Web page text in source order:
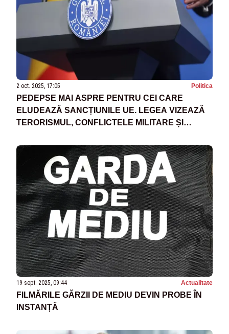
2 oct. 2025, 17:05 Politica
PEDEPSE MAI ASPRE PENTRU CEI CARE
ELUDEAZĂ SANCȚIUNILE UE. LEGEA VIZEAZĂ
TERORISMUL, CONFLICTELE MILITARE ȘI
19 sept. 2025, 09:44 Actualitate
FILMĂRILE GĂRZII DE MEDIU DEVIN PROBE ÎN
INSTANȚĂ